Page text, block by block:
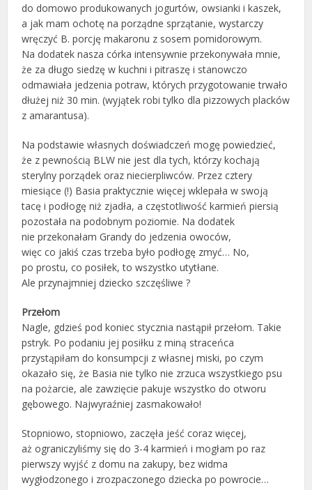
do domowo produkowanych jogurtów, owsianki i kaszek,
a jak mam ochotę na porządne sprzątanie, wystarczy
wręczyć B. porcję makaronu z sosem pomidorowym.
Na dodatek nasza córka intensywnie przekonywała mnie,
że za długo siedzę w kuchni i pitraszę i stanowczo
odmawiała jedzenia potraw, których przygotowanie trwało
dłużej niż 30 min. (wyjątek robi tylko dla pizzowych placków
z amarantusa).
Na podstawie własnych doświadczeń mogę powiedzieć,
że z pewnością BLW nie jest dla tych, którzy kochają
sterylny porządek oraz niecierpliwców. Przez cztery
miesiące (!) Basia praktycznie więcej wklepała w swoją
tacę i podłogę niż zjadła, a częstotliwość karmień piersią
pozostała na podobnym poziomie. Na dodatek
nie przekonałam Grandy do jedzenia owoców,
więc co jakiś czas trzeba było podłogę zmyć… No,
po prostu, co posiłek, to wszystko utytłane.
Ale przynajmniej dziecko szczęśliwe ?
Przełom
Nagle, gdzieś pod koniec stycznia nastąpił przełom. Takie
pstryk. Po podaniu jej posiłku z miną straceńca
przystąpiłam do konsumpcji z własnej miski, po czym
okazało się, że Basia nie tylko nie zrzuca wszystkiego psu
na pożarcie, ale zawzięcie pakuje wszystko do otworu
gębowego. Najwyraźniej zasmakowało!
Stopniowo, stopniowo, zaczęła jeść coraz więcej,
aż ograniczyliśmy się do 3-4 karmień i mogłam po raz
pierwszy wyjść z domu na zakupy, bez widma
wygłodzonego i zrozpaczonego dziecka po powrocie…